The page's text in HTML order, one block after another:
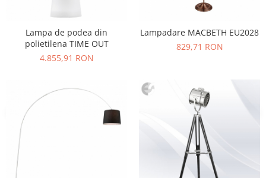
Vitrina bar / retrobar
Accesorii
Blaturi de masa
Blaturi din metal
Blaturi din Topalit
Blaturi din lemn masiv
Blaturi din HPL Compact
Blaturi din piatra naturala si
compozit
Lampa de podea din
polietilena TIME OUT
4.855,91 RON
Lampadare MACBETH EU2028
829,71 RON